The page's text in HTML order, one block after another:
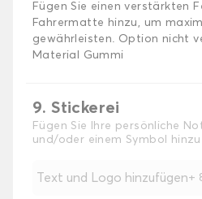
Fügen Sie einen verstärkten
Fahrermatte hinzu, um
gewährleisten. Option nicht
Material Gummi
9. Stickerei
Fügen Sie Ihre persönliche
und/oder einem Symbol hinzu
Text und Logo hinzufügen+